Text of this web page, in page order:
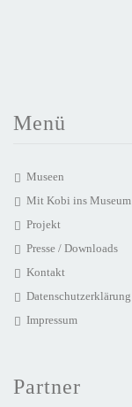
Menü
Museen
Mit Kobi ins Museum
Projekt
Presse / Downloads
Kontakt
Datenschutzerklärung
Impressum
Partner